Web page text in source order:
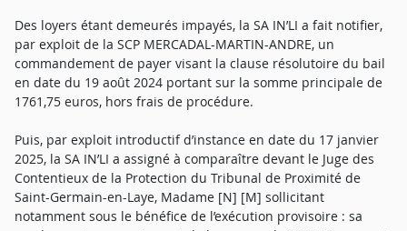
Des loyers étant demeurés impayés, la SA IN’LI a fait notifier,
par exploit de la SCP MERCADAL-MARTIN-ANDRE, un
commandement de payer visant la clause résolutoire du bail
en date du 19 août 2024 portant sur la somme principale de
1761,75 euros, hors frais de procédure.
Puis, par exploit introductif d’instance en date du 17 janvier
2025, la SA IN’LI a assigné à comparaître devant le Juge des
Contentieux de la Protection du Tribunal de Proximité de
Saint-Germain-en-Laye, Madame [N] [M] sollicitant
notamment sous le bénéfice de l’exécution provisoire : sa